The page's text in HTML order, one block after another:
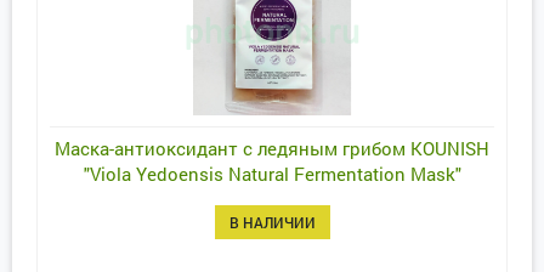
Маска-антиоксидант с ледяным грибом KOUNISH
"Viola Yedoensis Natural Fermentation Mask"
В НАЛИЧИИ